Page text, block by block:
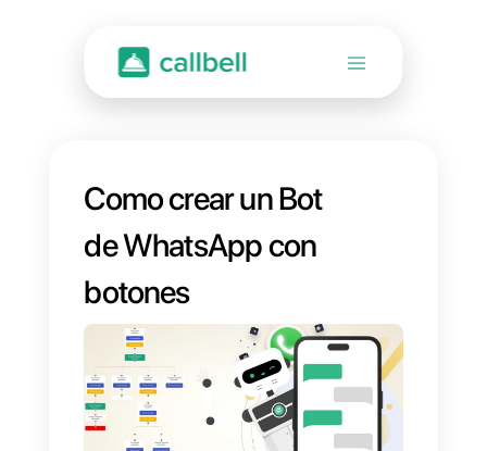
Como crear un Bot
de WhatsApp con
botones